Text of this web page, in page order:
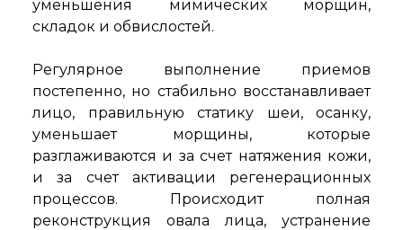
уменьшения мимических морщин,
складок и обвислостей.
Регулярное выполнение приемов
постепенно, но стабильно восстанавливает
лицо, правильную статику шеи, осанку,
уменьшает морщины, которые
разглаживаются и за счет натяжения кожи,
и за счет активации регенерационных
процессов. Происходит полная
реконструкция овала лица, устранение